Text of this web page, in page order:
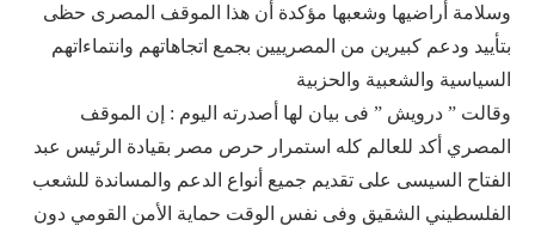
وسلامة أراضيها وشعبها مؤكدة أن هذا الموقف المصرى حظى
بتأييد ودعم كبيرين من المصرييين بجمع اتجاهاتهم وانتماءاتهم
السياسية والشعبية والحزبية
وقالت ” درويش ” فى بيان لها أصدرته اليوم : إن الموقف
المصري أكد للعالم كله استمرار حرص مصر بقيادة الرئيس عبد
الفتاح السيسى على تقديم جميع أنواع الدعم والمساندة للشعب
الفلسطيني الشقيق وفى نفس الوقت حماية الأمن القومي دون